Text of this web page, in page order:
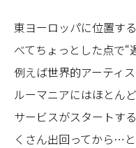
東ヨーロッパに位置す
べてちょっとした点で“
例えば世界的アーティ
ルーマニアにはほとん
サービスがスタートす
くさん出回ってから…と